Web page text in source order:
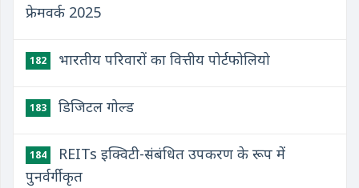
फ्रेमवर्क 2025
182 भारतीय परिवारों का वित्तीय पोर्टफोलियो
183 डिजिटल गोल्ड
184
REITs इक्विटी-संबंधित उपकरण के रूप में
पुनर्वर्गीकृत